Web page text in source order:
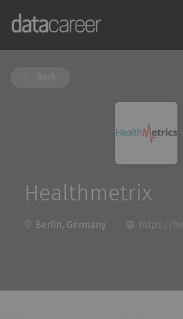
Healthmetrix
Berlin, Germany https://